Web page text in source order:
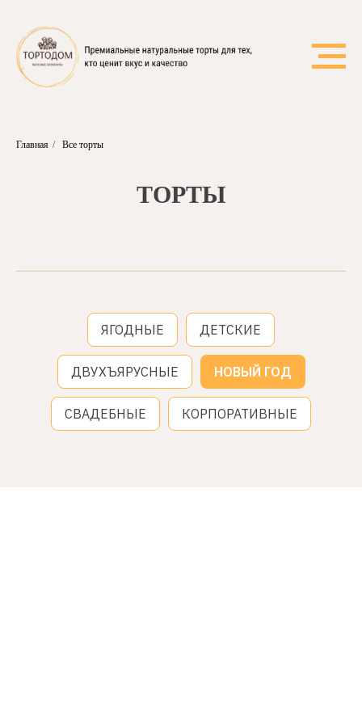
Главная / Все торты
ТОРТЫ
ЯГОДНЫЕ ДЕТСКИЕ
ДВУХЪЯРУСНЫЕ НОВЫЙ ГОД
СВАДЕБНЫЕ КОРПОРАТИВНЫЕ